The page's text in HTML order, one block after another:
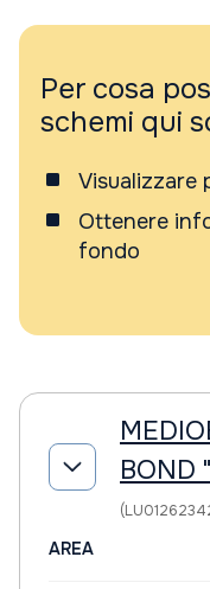
Per cosa
schemi qui
Visualizzare
Ottenere
fondo
BOND
AREA